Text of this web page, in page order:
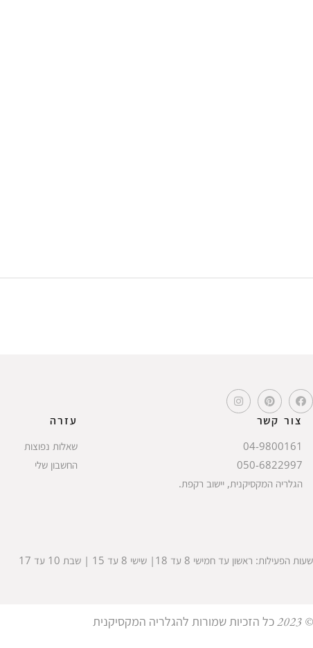
צור קשר
04-9800161
050-6822997
הגלריה המקסיקנית, יישוב רקפת.
עזרה
שאלות נפוצות
החשבון שלי
שעות הפעילות: ראשון עד חמישי 8 עד 18| שישי 8 עד 15 | שבת 10 עד 17
© 2023 כל הזכיות שמורות להגלריה המקסיקנית